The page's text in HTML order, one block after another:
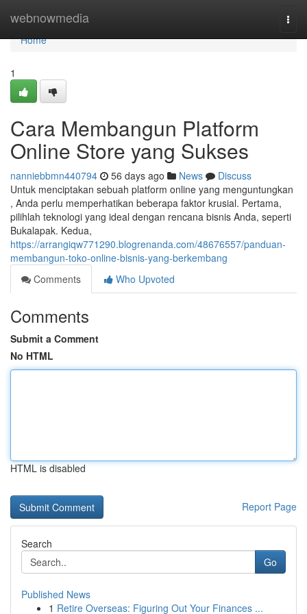
webnowmedia
Home
Home
1
Cara Membangun Platform
Online Store yang Sukses
nanniebbmn440794 56 days ago News
Discuss
Untuk menciptakan sebuah platform online yang menguntungkan
, Anda perlu memperhatikan beberapa faktor krusial. Pertama,
pilihlah teknologi yang ideal dengan rencana bisnis Anda, seperti
Bukalapak. Kedua,
https://arrangiqw771290.blogrenanda.com/48676557/panduan-
membangun-toko-online-bisnis-yang-berkembang
Comments
Who Upvoted
Comments
Submit a Comment
No HTML
HTML is disabled
Report Page
Search
Go
Published News
1 Retire Overseas: Figuring Out Your Finances ...